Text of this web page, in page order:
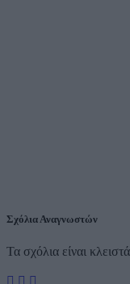
Σχόλια Αναγνωστών
Τα σχόλια είναι